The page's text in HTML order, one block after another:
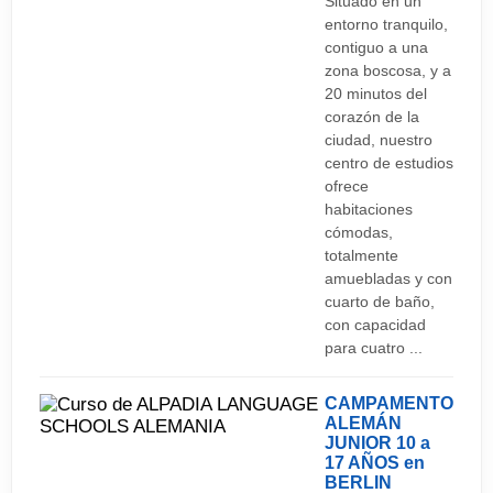
Reyes Altar de los Magos Wallraf-Richartz
Famosa más allá de sus fronteras y de las
fronteras del país por ser una ciudad con muchas
posibilidades para compras. En las calles
comerciales Hohe Straße y Schildergasse se
encuentran los grandes almacenes y las filiales
de las marcas más conocidas. En la calle Breite
Straße así como Ehrenstraße están las boutiques
de moda. Alrededor de las calles Mittelstraße y
Pfeilstraße hay exclusivas tiendas de diseño. En
Colonia se satisface todos los gustos.
entorno tranquilo,
contiguo a una
zona boscosa, y a
20 minutos del
corazón de la
ciudad, nuestro
centro de estudios
ofrece
habitaciones
cómodas,
totalmente
amuebladas y con
cuarto de baño,
con capacidad
para cuatro ...
CAMPAMENTO
ALEMÁN
JUNIOR 10 a
17 AÑOS en
BERLIN